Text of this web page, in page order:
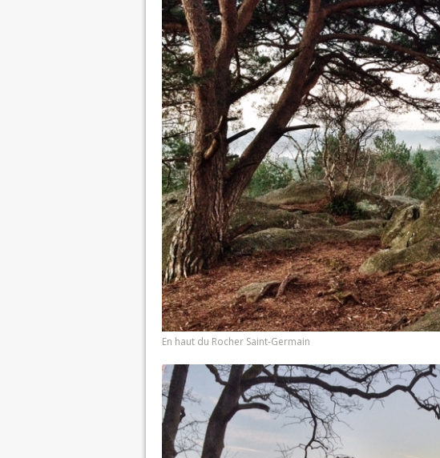
En haut du Rocher Saint-Germain